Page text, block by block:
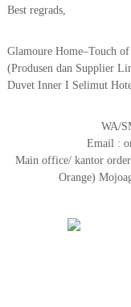
Best regrads,
Glamoure Home–Touch
(Produsen dan Supplier
Duvet Inner I Selimut
WA/
Email :
Main office/ kantor
Orange)